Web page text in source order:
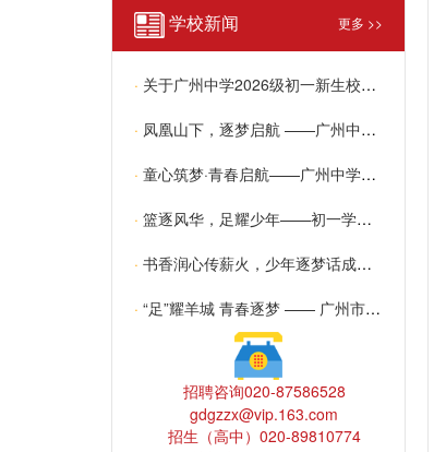
学校新闻 更多 >>
· 关于广州中学2026级初一新生校区安排结果查询及特殊情况学生递交申请的通知
· 凤凰山下，逐梦启航 ——广州中学2026级高一新生注册须知
· 童心筑梦·青春启航——广州中学2026年六一儿童节活动纪实
· 篮逐风华，足耀少年——初一学部球类联赛圆满收官
· 书香润心传薪火，少年逐梦话成长 —— 我校初中部“读红色经典，讲成长故事”演讲比赛圆满落幕
· “足”耀羊城 青春逐梦 —— 广州市第十二届中小学生足球联赛开幕式在我校圆满举办
招聘咨询020-87586528
gdgzzx@vip.163.com
招生（高中）020-89810774